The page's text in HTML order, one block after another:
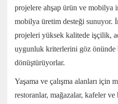
projelere ahşap ürün ve mobilya
mobilya üretim desteği sunuyor.
projeleri yüksek kalitede işçilik,
uygunluk kriterlerini göz önünde
dönüştürüyorlar.
Yaşama ve çalışma alanları için
restoranlar, mağazalar, kafeler